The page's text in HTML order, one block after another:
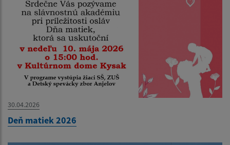
30.04.2026
Deň matiek 2026